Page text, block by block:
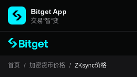
Bitget App
交易“智”变
首页 / 加密货币价格 / ZKsync价格